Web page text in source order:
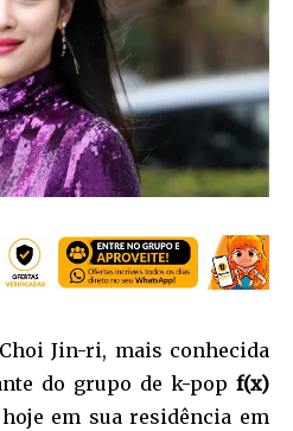
Jin-ri, mais conhecida
do grupo de k-pop f(x)
em sua residência em